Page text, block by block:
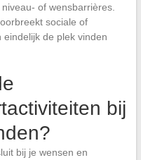
of wensbarrières.
sociale of
de plek vinden
bij
bij je wensen en